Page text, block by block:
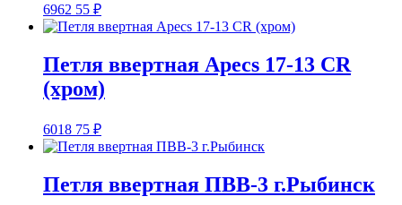
6962 55 ₽
Петля ввертная Apecs 17-13 CR
(хром)
6018 75 ₽
Петля ввертная ПВВ-3 г.Рыбинск